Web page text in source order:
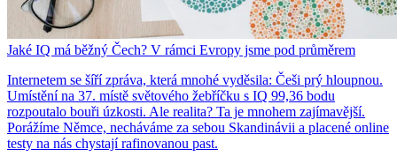
Jaké IQ má běžný Čech? V rámci Evropy jsme pod průměrem
Internetem se šíří zpráva, která mnohé vyděsila: Češi prý hloupnou.
Umístění na 37. místě světového žebříčku s IQ 99,36 bodu
rozpoutalo bouři úzkosti. Ale realita? Ta je mnohem zajímavější.
Porážíme Němce, necháváme za sebou Skandinávii a placené online
testy na nás chystají rafinovanou past.